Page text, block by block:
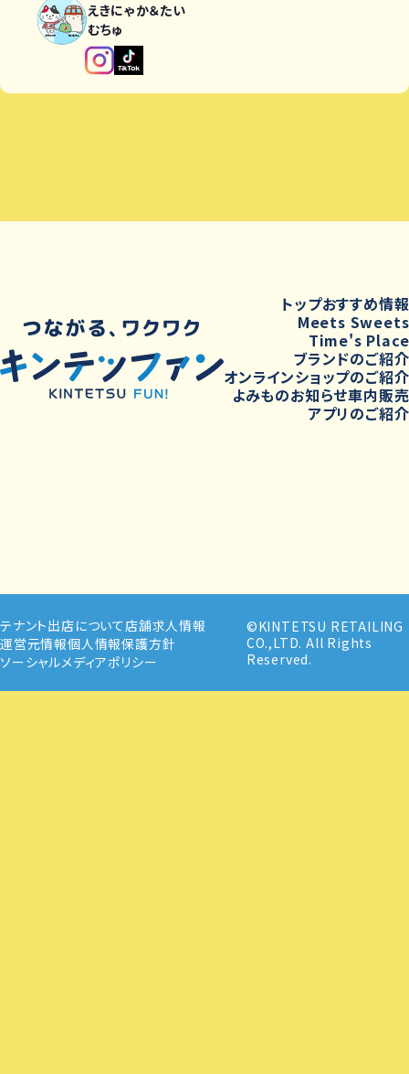
えきにゃか＆たい
むちゅ
トップおすすめ情報
Meets Sweets
Time's Place
ブランドのご紹介
オンラインショップのご紹介
よみものお知らせ車内販売
アプリのご紹介
テナント出店について店舗求人情報
運営元情報個人情報保護方針
ソーシャルメディアポリシー
©KINTETSU RETAILING
CO.,LTD. All Rights
Reserved.